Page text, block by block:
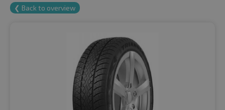
❮ Back to overview